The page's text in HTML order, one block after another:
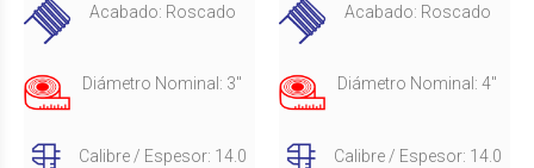
Acabado: Roscado
Diámetro Nominal: 3"
Calibre / Espesor: 14.0
Acabado: Roscado
Diámetro Nominal: 4"
Calibre / Espesor: 14.0